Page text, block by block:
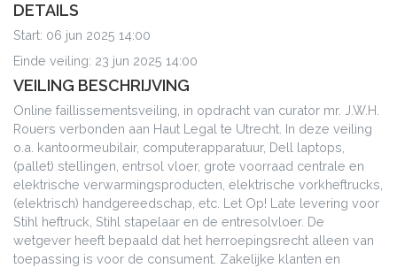
DETAILS
Start: 06 jun 2025 14:00
Einde veiling: 23 jun 2025 14:00
VEILING BESCHRIJVING
Online faillissementsveiling, in opdracht van curator mr. J.W.H.
Rouers verbonden aan Haut Legal te Utrecht. In deze veiling
o.a. kantoormeubilair, computerapparatuur, Dell laptops,
(pallet) stellingen, entrsol vloer, grote voorraad centrale en
elektrische verwarmingsproducten, elektrische vorkheftrucks,
(elektrisch) handgereedschap, etc. Let Op! Late levering voor
Stihl heftruck, Stihl stapelaar en de entresolvloer. De
wetgever heeft bepaald dat het herroepingsrecht alleen van
toepassing is voor de consument. Zakelijke klanten en